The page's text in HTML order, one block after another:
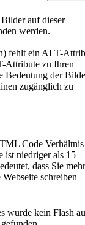
auf dieser
werden.
fehlt ein ALT-
Attribute zu Ihren
Bedeutung der
zugänglich zu
Code Verhältnis
ist niedriger als 15
dass Sie mehr
schreiben
wurde kein Flash